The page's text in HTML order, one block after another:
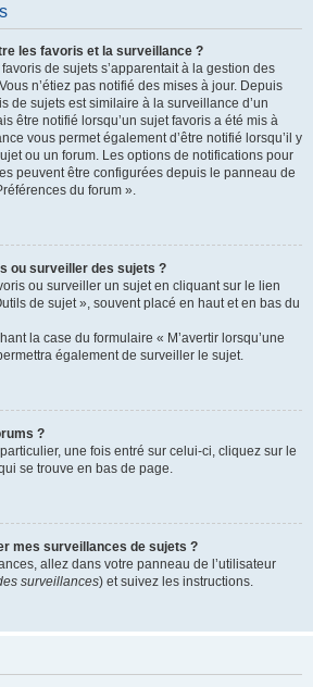
les favoris et la surveillance ?
de sujets s’apparentait à la gestion des
n’étiez pas notifié des mises à jour. Depuis
de sujets est similaire à la surveillance d’un
être notifié lorsqu’un sujet favoris a été mis à
vous permet également d’être notifié lorsqu’il y
ou un forum. Les options de notifications pour
peuvent être configurées depuis le panneau de
du forum ».
ou surveiller des sujets ?
ou surveiller un sujet en cliquant sur le lien
de sujet », souvent placé en haut et en bas du
la case du formulaire « M’avertir lorsqu’une
également de surveiller le sujet.
?
une fois entré sur celui-ci, cliquez sur le
se trouve en bas de page.
mes surveillances de sujets ?
allez dans votre panneau de l’utilisateur
surveillances) et suivez les instructions.